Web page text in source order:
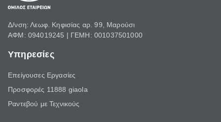
Δ/νση: Λεωφ. Κηφισίας αρ. 99, Μαρούσι
ΑΦΜ: 094019245 | ΓΕΜΗ: 001037501000
Υπηρεσίες
Επείγουσες Εργασίες
Προσφορές 11888 giaola
Ραντεβού με Τεχνικούς